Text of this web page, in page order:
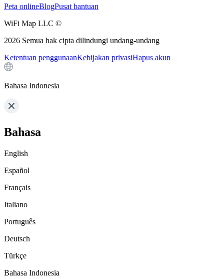
Peta onlineBlogPusat bantuan
WiFi Map LLC ©
2026 Semua hak cipta dilindungi undang-undang
Ketentuan penggunaanKebijakan privasiHapus akun
Bahasa Indonesia
Bahasa
English
Español
Français
Italiano
Português
Deutsch
Türkçe
Bahasa Indonesia